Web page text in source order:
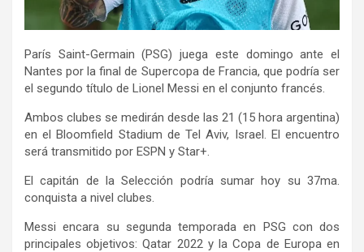
París Saint-Germain (PSG) juega este domingo ante el
Nantes por la final de Supercopa de Francia, que podría ser
el segundo título de Lionel Messi en el conjunto francés.
Ambos clubes se medirán desde las 21 (15 hora argentina)
en el Bloomfield Stadium de Tel Aviv, Israel. El encuentro
será transmitido por ESPN y Star+.
El capitán de la Selección podría sumar hoy su 37ma.
conquista a nivel clubes.
Messi encara su segunda temporada en PSG con dos
principales objetivos: Qatar 2022 y la Copa de Europa en